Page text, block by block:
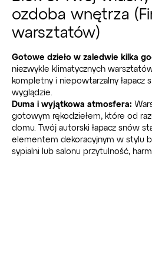
ozdoba wnętrza
warsztatów)
Gotowe dzieło w zaledwie kilka
niezwykle klimatycznych
kompletny i niepowtarzalny łapacz
wyglądzie.
Duma i wyjątkowa atmosfera:
gotowym rękodziełem, które od
domu. Twój autorski łapacz snów
elementem dekoracyjnym w stylu
sypialni lub salonu przytulność,